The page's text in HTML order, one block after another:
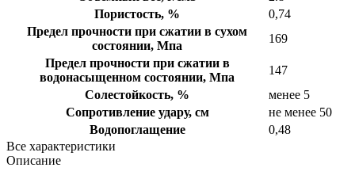
Пористость, %
0,74
Предел прочности при сжатии в сухом
состоянии, Мпа
169
Предел прочности при сжатии в
водонасыщенном состоянии, Мпа
147
Солестойкость, %
менее 5
Сопротивление удару, см
не менее 50
Водопоглащение
0,48
Все характеристики
Описание